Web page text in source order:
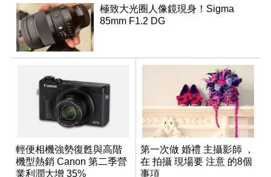
極致大光圈人像鏡現身！Sigma
85mm F1.2 DG
輕便相機強勢復甦與高階
機型熱銷 Canon 第二季營
業利潤大增 35%
第一次做 婚禮 主攝影師 ，
在 拍攝 現場要 注意 的8個
事項